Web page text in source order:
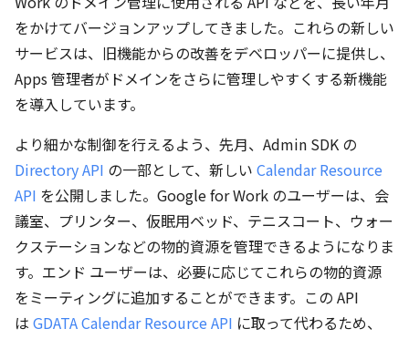
をかけてバージョンアップしてきました。これらの新しい
サービスは、旧機能からの改善をデベロッパーに提供し、
Apps 管理者がドメインをさらに管理しやすくする新機能
を導入しています。
より細かな制御を行えるよう、先月、Admin SDK の
Directory API の一部として、新しい Calendar Resource
API を公開しました。Google for Work のユーザーは、会
議室、プリンター、仮眠用ベッド、テニスコート、ウォー
クステーションなどの物的資源を管理できるようになりま
す。エンド ユーザーは、必要に応じてこれらの物的資源
をミーティングに追加することができます。この API
は GDATA Calendar Resource API に取って代わるため、